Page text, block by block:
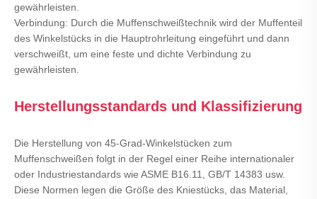
gewährleisten.
Verbindung: Durch die Muffenschweißtechnik wird der Muffenteil
des Winkelstücks in die Hauptrohrleitung eingeführt und dann
verschweißt, um eine feste und dichte Verbindung zu
gewährleisten.
Herstellungsstandards und Klassifizierung
Die Herstellung von 45-Grad-Winkelstücken zum
Muffenschweißen folgt in der Regel einer Reihe internationaler
oder Industriestandards wie ASME B16.11, GB/T 14383 usw.
Diese Normen legen die Größe des Kniestücks, das Material,